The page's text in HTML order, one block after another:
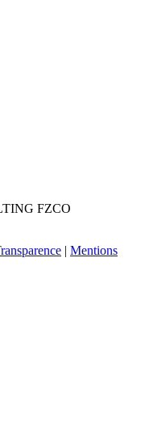
FZCO
| Mentions